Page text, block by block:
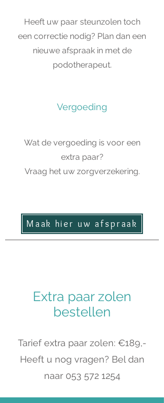
Heeft uw paar steunzolen toch
een correctie nodig? Plan dan een
nieuwe afspraak in met de
podotherapeut.
Vergoeding
Wat de vergoeding is voor een
extra paar?
Vraag het uw zorgverzekering.
Maak hier uw afspraak
Extra paar zolen
bestellen
Tarief extra paar zolen: €189,-
Heeft u nog vragen? Bel dan
naar 053 572 1254